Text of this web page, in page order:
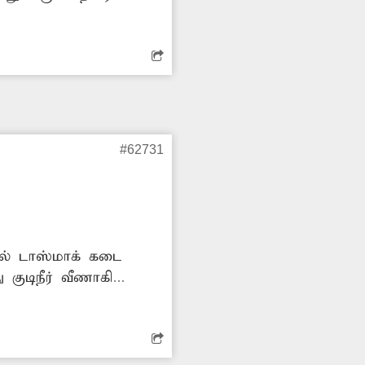
இதனால்
அபாயம்
உரிய
#62731
டாஸ்மாக் கடை
வீணாகி
சீரமைக்க